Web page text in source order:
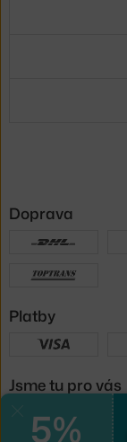
5%
Doprava
Platby
Jsme tu pro vás